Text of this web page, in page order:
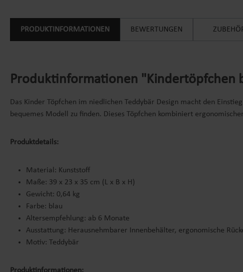
PRODUKTINFORMATIONEN BEWERTUNGEN
Produktinformationen "Kindertöpfchen
Das Kinder Töpfchen im niedlichen Teddybär Design macht den
bequemes Modell zu finden. Dieses Töpfchen kombiniert
Produktdetails:
Material: Kunststoff
Maße: 39 x 23 x 35 cm (L x B x H)
Gewicht: 0,64 kg
Farbe: blau
Altersempfehlung: ab 6 Monate
Ausstattung: Herausnehmbarer Innenbehälter, ergonomische
Motiv: Teddybär